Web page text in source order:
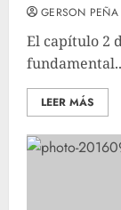
GERSON PEÑA
El capítulo 2
LEER MÁS